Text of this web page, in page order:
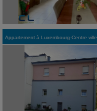
Appartement à Luxembourg-Centre ville